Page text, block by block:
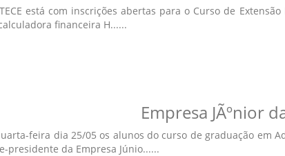
está com inscrições abertas para o Curso de
financeira H......
Empresa JÃºnior
feira dia 25/05 os alunos do curso de graduação em
presidente da Empresa Júnio......